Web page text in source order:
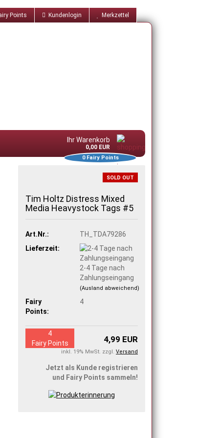
Points Kundenlogin Merkzettel
Ihr Warenkorb
0,00 EUR
0Fairy Points
SOLD OUT
Tim Holtz Distress Mixed
Media Heavystock Tags #5
Art.Nr.:
TH_TDA79286
Lieferzeit:
2-4 Tage nach
Zahlungseingang
(Ausland abweichend)
Fairy
Points:
4
4,99 EUR
inkl. 19% MwSt. zzgl. Versand
4
Fairy Points
Jetzt als Kunde registrieren
und Fairy Points sammeln!